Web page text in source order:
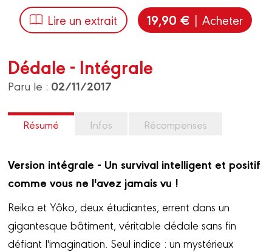
Lire un extrait 19,90 € | Acheter
Dédale - Intégrale
Paru le : 02/11/2017
Résumé Infos Récompenses
Version intégrale - Un survival intelligent et positif
comme vous ne l'avez jamais vu !
Reika et Yôko, deux étudiantes, errent dans un
gigantesque bâtiment, véritable dédale sans fin
défiant l'imagination. Seul indice : un mystérieux